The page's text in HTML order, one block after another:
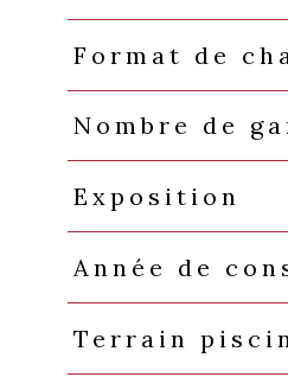
Format de
Nombre de
Exposition
Année de
Terrain